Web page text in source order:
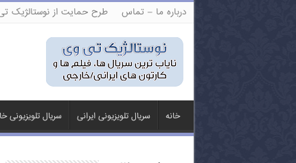
درباره ما – تماس طرح حمایت از نوستالژیک
خانه سریال تلویزیونی ایرانی سریال تلویزیونی